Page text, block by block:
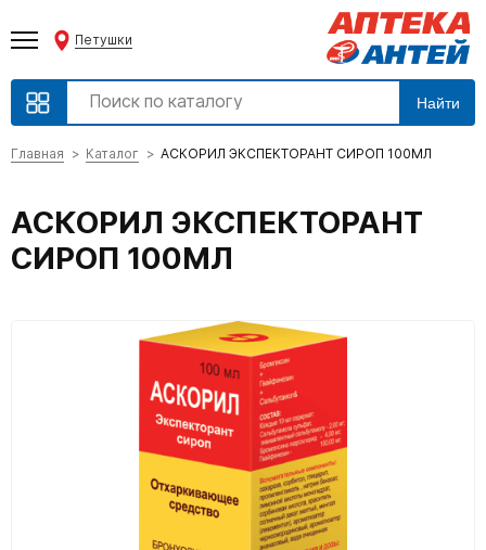
Петушки
Найти
Главная Каталог АСКОРИЛ ЭКСПЕКТОРАНТ СИРОП 100МЛ
АСКОРИЛ ЭКСПЕКТОРАНТ
СИРОП 100МЛ